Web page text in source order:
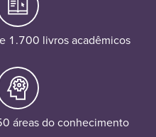
1.700 livros acadêmicos
áreas do conhecimento